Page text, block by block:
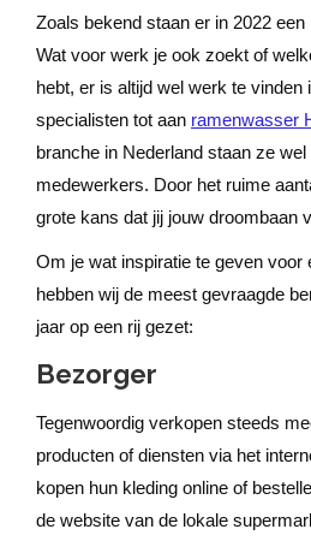
Zoals bekend staan er in 2022
Wat voor werk je ook zoekt of
hebt, er is altijd wel werk te vinden
specialisten tot aan ramenwasser
branche in Nederland staan ze
medewerkers. Door het ruime
grote kans dat jij jouw droombaan
Om je wat inspiratie te geven voor
hebben wij de meest gevraagde
jaar op een rij gezet:
Bezorger
Tegenwoordig verkopen steeds
producten of diensten via het
kopen hun kleding online of
de website van de lokale